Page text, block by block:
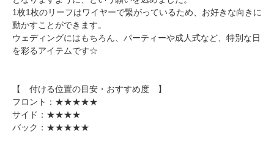
1枚1枚のリーフはワイヤーで繋がっているため、お好きな向きに
動かすことができます。
ウェディングにはもちろん、パーティーや成人式など、特別な日
を彩るアイテムです☆
【 付ける位置の目安・おすすめ度 】
フロント：★★★★★
サイド：★★★★
バック：★★★★★